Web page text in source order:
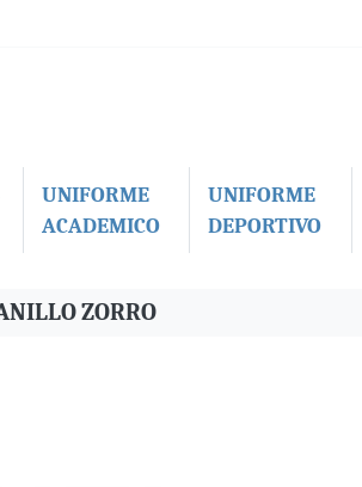
UNIFORME
ACADEMICO
UNIFORME
DEPORTIVO
ZORRO